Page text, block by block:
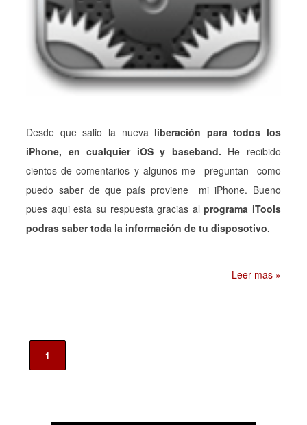
Desde que salio la nuevaliberación para todos los
iPhone, en cualquier iOS y baseband. He recibido
cientos de comentarios y algunos me preguntan como
puedo saber de que país proviene mi iPhone. Bueno
pues aqui esta su respuesta gracias alprograma iTools
podras saber toda la información de tu disposotivo.
Leer mas »
1